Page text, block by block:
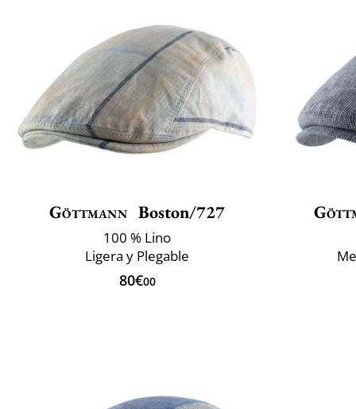
Göttmann Boston/727
100 % Lino
Ligera y Plegable
80€00